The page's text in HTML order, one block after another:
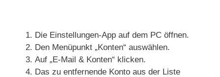
Die Einstellungen-App auf dem PC öffnen.
Den Menüpunkt „Konten“ auswählen.
Auf „E-Mail & Konten“ klicken.
Das zu entfernende Konto aus der Liste